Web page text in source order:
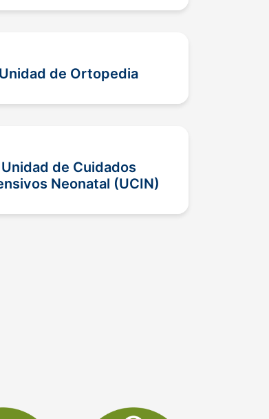
Unidad de Ortopedia
Unidad de Cuidados
Neonatal (UCIN)